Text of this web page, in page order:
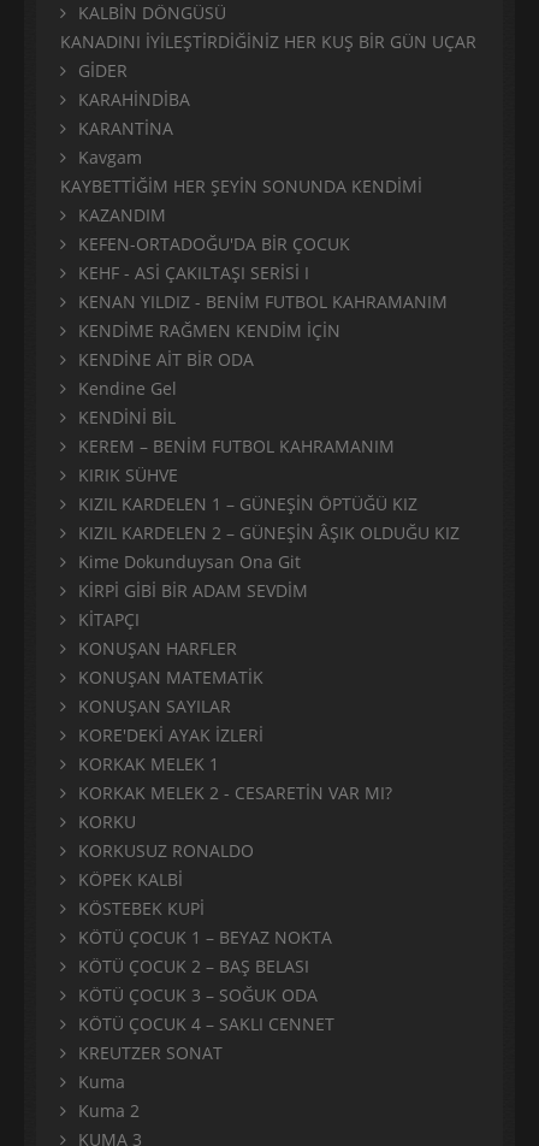
KALBİN DÖNGÜSÜ
KANADINI İYİLEŞTİRDİĞİNİZ HER KUŞ BİR GÜN UÇAR
GİDER
KARAHİNDİBA
KARANTİNA
Kavgam
KAYBETTİĞİM HER ŞEYİN SONUNDA KENDİMİ
KAZANDIM
KEFEN-ORTADOĞU'DA BİR ÇOCUK
KEHF - ASİ ÇAKILTAŞI SERİSİ I
KENAN YILDIZ - BENİM FUTBOL KAHRAMANIM
KENDİME RAĞMEN KENDİM İÇİN
KENDİNE AİT BİR ODA
Kendine Gel
KENDİNİ BİL
KEREM – BENİM FUTBOL KAHRAMANIM
KIRIK SÜHVE
KIZIL KARDELEN 1 – GÜNEŞİN ÖPTÜĞÜ KIZ
KIZIL KARDELEN 2 – GÜNEŞİN ÂŞIK OLDUĞU KIZ
Kime Dokunduysan Ona Git
KİRPİ GİBİ BİR ADAM SEVDİM
KİTAPÇI
KONUŞAN HARFLER
KONUŞAN MATEMATİK
KONUŞAN SAYILAR
KORE'DEKİ AYAK İZLERİ
KORKAK MELEK 1
KORKAK MELEK 2 - CESARETİN VAR MI?
KORKU
KORKUSUZ RONALDO
KÖPEK KALBİ
KÖSTEBEK KUPİ
KÖTÜ ÇOCUK 1 – BEYAZ NOKTA
KÖTÜ ÇOCUK 2 – BAŞ BELASI
KÖTÜ ÇOCUK 3 – SOĞUK ODA
KÖTÜ ÇOCUK 4 – SAKLI CENNET
KREUTZER SONAT
Kuma
Kuma 2
KUMA 3